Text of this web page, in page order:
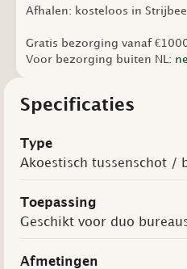
Afhalen: kosteloos in
Gratis bezorging vanaf
Voor bezorging buiten NL:
Specificaties
Type
Akoestisch tussenschot /
Toepassing
Geschikt voor duo
Afmetingen